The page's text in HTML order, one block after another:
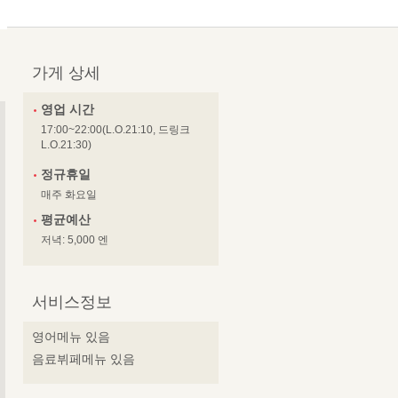
가게 상세
영업 시간
17:00~22:00(L.O.21:10, 드링크
L.O.21:30)
정규휴일
매주 화요일
평균예산
저녁: 5,000 엔
서비스정보
영어메뉴 있음
음료뷔페메뉴 있음